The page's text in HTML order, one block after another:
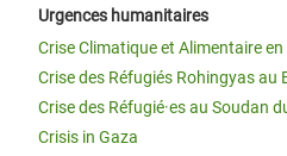
Urgences humanitaires
Crise Climatique et Alimentaire en
Crise des Réfugiés Rohingyas au
Crise des Réfugié·es au Soudan
Crisis in Gaza